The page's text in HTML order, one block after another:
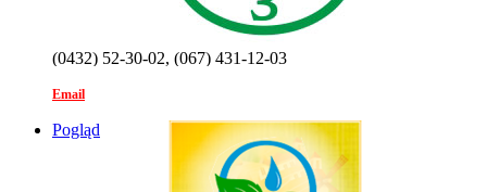
(0432) 52-30-02, (067) 431-12-03
Email
Pogląd